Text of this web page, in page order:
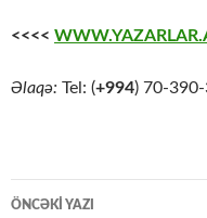
<<<<
Əlaqə: Tel: (+994) 70-
Yazılar
ÖNCƏKI YAZI